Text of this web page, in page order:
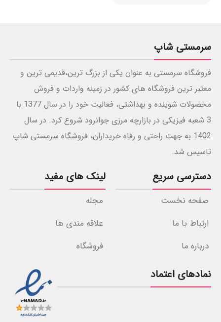
سرمستی شاپ
فروشگاه سرمستی به عنوان یکی از بزرگ ترین،قدیمی ترین و
معتبر ترین فروشگاه های کشور در زمینه واردات و فروش
محصولات شوینده و بهداشتی، فعالیت خود را در سال 1377 با
3 شعبه فیزیکی در بازارچه مرزی جوانرود شروع کرد. در سال
1402 به جهت راحتی و رفاه خریداران، فروشگاه سرمستی شاپ
تاسیس شد.
دسترسی سریع
صفحه نخست
ارتباط با ما
درباره ما
لینک های مفید
مجله
علاقه مندی ها
فروشگاه
نمادهای اعتماد